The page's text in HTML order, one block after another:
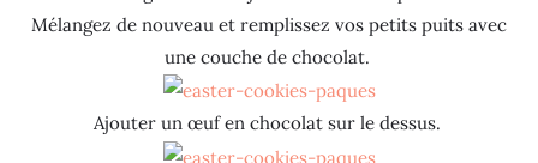
Mélangez de nouveau et remplissez vos petits puits avec
une couche de chocolat.
Ajouter un œuf en chocolat sur le dessus.